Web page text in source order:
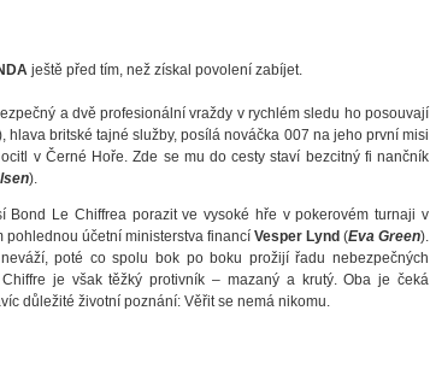
ještě před tím, než získal povolení zabíjet.
a dvě profesionální vraždy v rychlém sledu ho posouvají
hlava britské tajné služby, posílá nováčka 007 na jeho první misi
v Černé Hoře. Zde se mu do cesty staví bezcitný fi nančník
).
Bond Le Chiffrea porazit ve vysoké hře v pokerovém turnaji v
pohlednou účetní ministerstva financí Vesper Lynd (Eva Green).
poté co spolu bok po boku prožijí řadu nebezpečných
je však těžký protivník – mazaný a krutý. Oba je čeká
důležité životní poznání: Věřit se nemá nikomu.